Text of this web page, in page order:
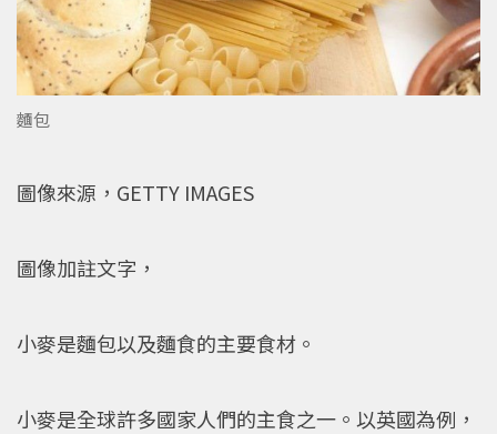
麵包
圖像來源，GETTY IMAGES
圖像加註文字，
小麥是麵包以及麵食的主要食材。
小麥是全球許多國家人們的主食之一。以英國為例，